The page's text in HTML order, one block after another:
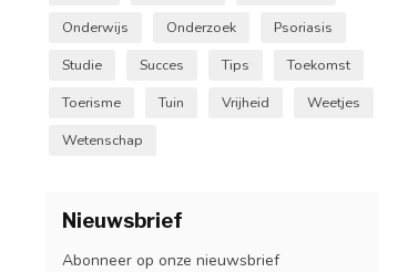
Onderwijs
Onderzoek
Psoriasis
Studie
Succes Tips
Toekomst
Toerisme
Tuin Vrijheid
Weetjes
Wetenschap
Nieuwsbrief
Abonneer op onze nieuwsbrief